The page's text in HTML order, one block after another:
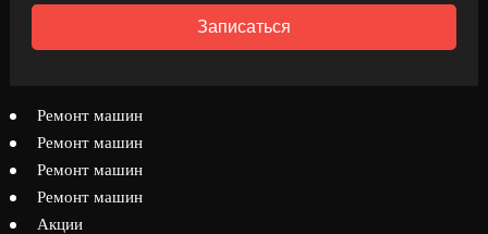
Записаться
Ремонт машин
Ремонт машин
Ремонт машин
Ремонт машин
Акции